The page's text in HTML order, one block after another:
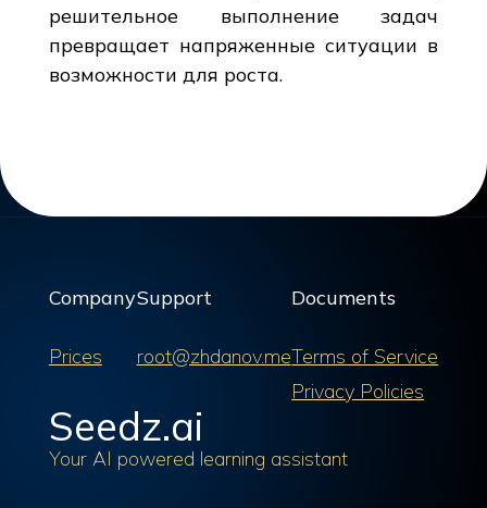
решительное выполнение задач
превращает напряженные ситуации в
возможности для роста.
Company
Prices
Support
root@zhdanov.me
Documents
Terms of Service
Privacy Policies
Seedz.ai
Your AI powered learning assistant